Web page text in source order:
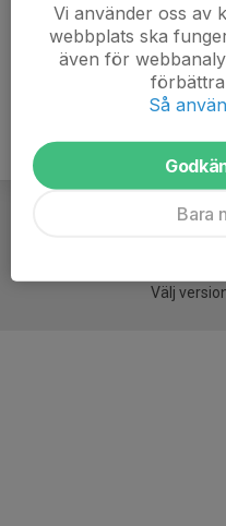
n=app
Välj
Vi använder oss av
webbplats ska
även för
Så
Bara